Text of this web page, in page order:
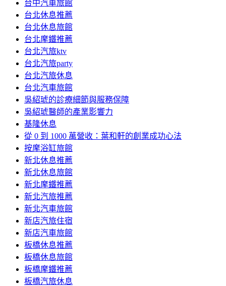
台中汽車旅館
台北休息推薦
台北休息旅館
台北摩鐵推薦
台北汽旅ktv
台北汽旅party
台北汽旅休息
台北汽車旅館
吳紹琥的診療細節與服務保障
吳紹琥醫師的產業影響力
基隆休息
從 0 到 1000 萬營收：葉和軒的創業成功心法
按摩浴缸旅館
新北休息推薦
新北休息旅館
新北摩鐵推薦
新北汽旅推薦
新北汽車旅館
新店汽旅住宿
新店汽車旅館
板橋休息推薦
板橋休息旅館
板橋摩鐵推薦
板橋汽旅休息